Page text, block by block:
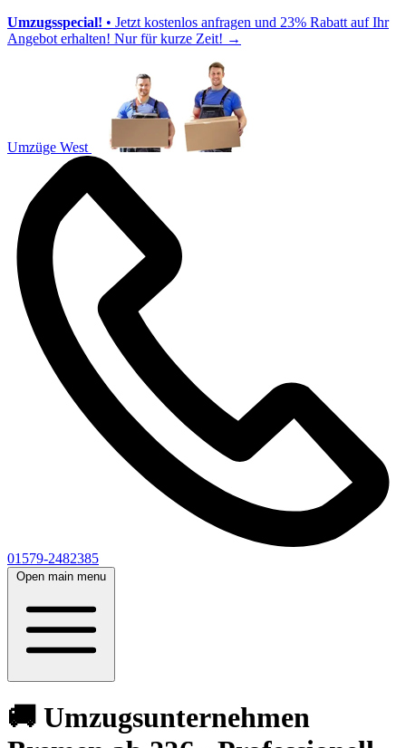
Umzugsspecial! • Jetzt kostenlos anfragen und 23% Rabatt auf Ihr
Angebot erhalten! Nur für kurze Zeit! →
Umzüge West
01579-2482385
Open main menu
🚚 Umzugsunternehmen